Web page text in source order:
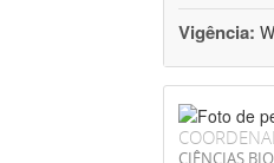
Vigência:
CIÊNCIAS